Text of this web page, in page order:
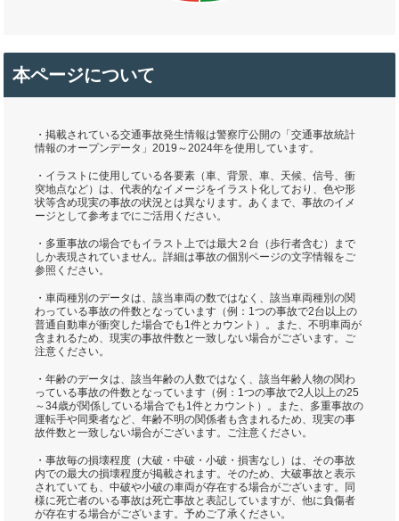
本ページについて
・掲載されている交通事故発生情報は警察庁公開の「交通事故統計
情報のオープンデータ」2019～2024年を使用しています。
・イラストに使用している各要素（車、背景、車、天候、信号、衝
突地点など）は、代表的なイメージをイラスト化しており、色や形
状等含め現実の事故の状況とは異なります。あくまで、事故のイメ
ージとして参考までにご活用ください。
・多重事故の場合でもイラスト上では最大２台（歩行者含む）まで
しか表現されていません。詳細は事故の個別ページの文字情報をご
参照ください。
・車両種別のデータは、該当車両の数ではなく、該当車両種別の関
わっている事故の件数となっています（例：1つの事故で2台以上の
普通自動車が衝突した場合でも1件とカウント）。また、不明車両が
含まれるため、現実の事故件数と一致しない場合がございます。ご
注意ください。
・年齢のデータは、該当年齢の人数ではなく、該当年齢人物の関わ
っている事故の件数となっています（例：1つの事故で2人以上の25
～34歳が関係している場合でも1件とカウント）。また、多重事故の
運転手や同乗者など、年齢不明の関係者も含まれるため、現実の事
故件数と一致しない場合がございます。ご注意ください。
・事故毎の損壊程度（大破・中破・小破・損害なし）は、その事故
内での最大の損壊程度が掲載されます。そのため、大破事故と表示
されていても、中破や小破の車両が存在する場合がございます。同
様に死亡者のいる事故は死亡事故と表記していますが、他に負傷者
が存在する場合がございます。予めご了承ください。